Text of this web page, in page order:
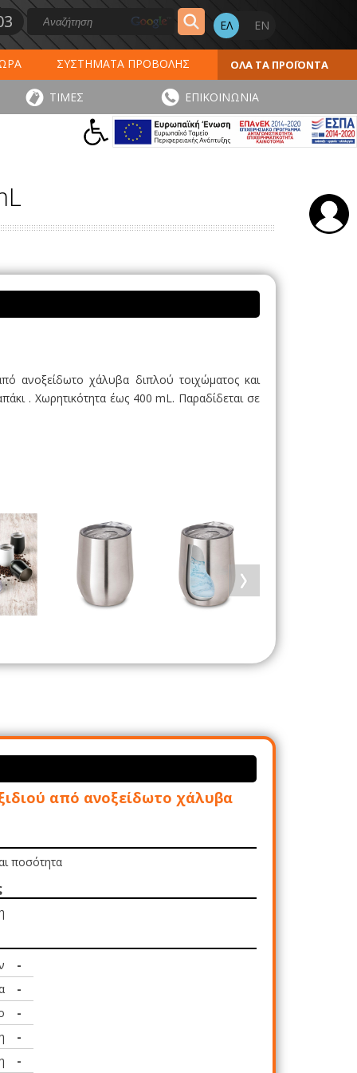
ΣΥΣΤΗΜΑΤΑ ΠΡΟΒΟΛΗΣ
2027
ΕΚΤΥΠΩΣΕΙΣ
ΑΥΤΟΚΟΛΛΗΤΑ - ΕΤΙΚΕΤΕΣ
ΟΛΑ ΤΑ ΠΡΟΪΟΝΤΑ
ΤΙΜΕΣ ΕΠΙΚΟΙΝΩΝΙΑ
ανοξείδωτο χάλυβα διπλού τοιχώματος και
. Χωρητικότητα έως 400 mL. Παραδίδεται σε
από ανοξείδωτο χάλυβα
ποσότητα
-
-
-
-
-